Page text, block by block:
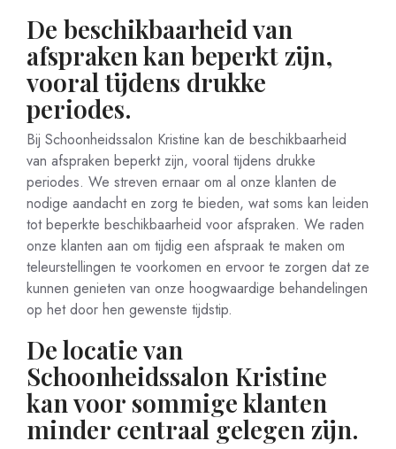
De beschikbaarheid van
afspraken kan beperkt zijn,
vooral tijdens drukke
periodes.
Bij Schoonheidssalon Kristine kan de beschikbaarheid
van afspraken beperkt zijn, vooral tijdens drukke
periodes. We streven ernaar om al onze klanten de
nodige aandacht en zorg te bieden, wat soms kan leiden
tot beperkte beschikbaarheid voor afspraken. We raden
onze klanten aan om tijdig een afspraak te maken om
teleurstellingen te voorkomen en ervoor te zorgen dat ze
kunnen genieten van onze hoogwaardige behandelingen
op het door hen gewenste tijdstip.
De locatie van
Schoonheidssalon Kristine
kan voor sommige klanten
minder centraal gelegen zijn.